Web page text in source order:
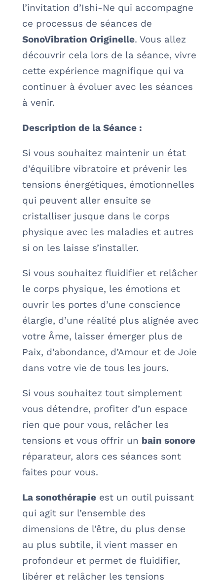
l’invitation d’Ishi-Ne qui accompagne
ce processus de séances de
SonoVibration Originelle. Vous allez
découvrir cela lors de la séance, vivre
cette expérience magnifique qui va
continuer à évoluer avec les séances
à venir.
Description de la Séance :
Si vous souhaitez maintenir un état
d’équilibre vibratoire et prévenir les
tensions énergétiques, émotionnelles
qui peuvent aller ensuite se
cristalliser jusque dans le corps
physique avec les maladies et autres
si on les laisse s’installer.
Si vous souhaitez fluidifier et relâcher
le corps physique, les émotions et
ouvrir les portes d’une conscience
élargie, d’une réalité plus alignée avec
votre Âme, laisser émerger plus de
Paix, d’abondance, d’Amour et de Joie
dans votre vie de tous les jours.
Si vous souhaitez tout simplement
vous détendre, profiter d’un espace
rien que pour vous, relâcher les
tensions et vous offrir un bain sonore
réparateur, alors ces séances sont
faites pour vous.
La sonothérapieest un outil puissant
qui agit sur l’ensemble des
dimensions de l’être, du plus dense
au plus subtile, il vient masser en
profondeur et permet de fluidifier,
libérer et relâcher les tensions